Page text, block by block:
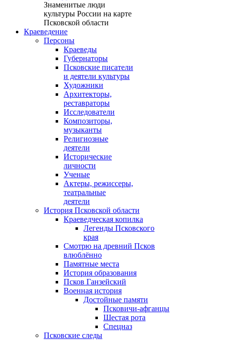
Знаменитые люди
культуры России на карте
Псковской области
Краеведение
Персоны
Краеведы
Губернаторы
Псковские писатели
и деятели культуры
Художники
Архитекторы,
реставраторы
Исследователи
Композиторы,
музыканты
Религиозные
деятели
Исторические
личности
Ученые
Актеры, режиссеры,
театральные
деятели
История Псковской области
Краеведческая копилка
Легенды Псковского
края
Смотрю на древний Псков
влюблённо
Памятные места
История образования
Псков Ганзейский
Военная история
Достойные памяти
Псковичи-афганцы
Шестая рота
Спецназ
Псковские следы